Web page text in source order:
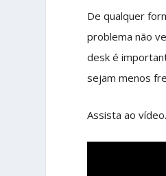
De qualquer
problema não
desk é
sejam menos
Assista ao